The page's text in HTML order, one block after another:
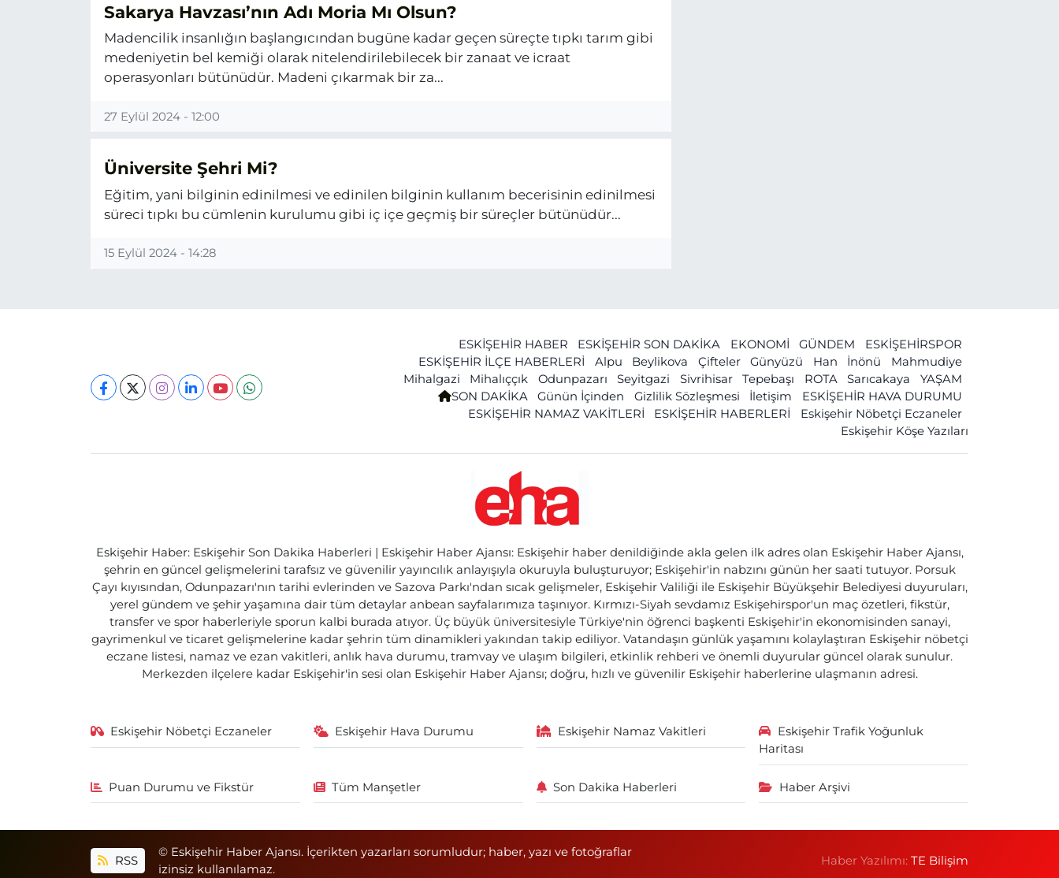
Sakarya Havzası’nın Adı Moria Mı Olsun?
Madencilik insanlığın başlangıcından bugüne kadar geçen süreçte tıpkı tarım gibi
medeniyetin bel kemiği olarak nitelendirilebilecek bir zanaat ve icraat
operasyonları bütünüdür. Madeni çıkarmak bir za...
27 Eylül 2024 - 12:00
Üniversite Şehri Mi?
Eğitim, yani bilginin edinilmesi ve edinilen bilginin kullanım becerisinin edinilmesi
süreci tıpkı bu cümlenin kurulumu gibi iç içe geçmiş bir süreçler bütünüdür...
15 Eylül 2024 - 14:28
ESKİŞEHİR HABER ESKİŞEHİR SON DAKİKA EKONOMİ GÜNDEM
ESKİŞEHİRSPOR
ESKİŞEHİR İLÇE HABERLERİ
Alpu Beylikova Çifteler Günyüzü Han İnönü
Mahmudiye
Mihalgazi
Mihalıççık Odunpazarı Seyitgazi Sivrihisar Tepebaşı ROTA Sarıcakaya
YAŞAM
SON DAKİKA
Günün İçinden Gizlilik Sözleşmesi İletişim
ESKİŞEHİR HAVA DURUMU
ESKİŞEHİR NAMAZ VAKİTLERİ
ESKİŞEHİR HABERLERİ
Eskişehir Nöbetçi Eczaneler
Eskişehir Köşe Yazıları
Eskişehir Haber: Eskişehir Son Dakika Haberleri | Eskişehir Haber Ajansı: Eskişehir haber denildiğinde akla gelen ilk adres olan Eskişehir Haber Ajansı,
şehrin en güncel gelişmelerini tarafsız ve güvenilir yayıncılık anlayışıyla okuruyla buluşturuyor; Eskişehir'in nabzını günün her saati tutuyor. Porsuk
Çayı kıyısından, Odunpazarı'nın tarihi evlerinden ve Sazova Parkı'ndan sıcak gelişmeler, Eskişehir Valiliği ile Eskişehir Büyükşehir Belediyesi duyuruları,
yerel gündem ve şehir yaşamına dair tüm detaylar anbean sayfalarımıza taşınıyor. Kırmızı-Siyah sevdamız Eskişehirspor'un maç özetleri, fikstür,
transfer ve spor haberleriyle sporun kalbi burada atıyor. Üç büyük üniversitesiyle Türkiye'nin öğrenci başkenti Eskişehir'in ekonomisinden sanayi,
gayrimenkul ve ticaret gelişmelerine kadar şehrin tüm dinamikleri yakından takip ediliyor. Vatandaşın günlük yaşamını kolaylaştıran Eskişehir nöbetçi
eczane listesi, namaz ve ezan vakitleri, anlık hava durumu, tramvay ve ulaşım bilgileri, etkinlik rehberi ve önemli duyurular güncel olarak sunulur.
Merkezden ilçelere kadar Eskişehir'in sesi olan Eskişehir Haber Ajansı; doğru, hızlı ve güvenilir Eskişehir haberlerine ulaşmanın adresi.
Eskişehir Nöbetçi Eczaneler Eskişehir Hava Durumu Eskişehir Namaz Vakitleri
Eskişehir Trafik Yoğunluk
Haritası
Puan Durumu ve Fikstür Tüm Manşetler Son Dakika Haberleri Haber Arşivi
RSS
© Eskişehir Haber Ajansı. İçerikten yazarları sorumludur; haber, yazı ve fotoğraflar
izinsiz kullanılamaz.
Haber Yazılımı:TE Bilişim